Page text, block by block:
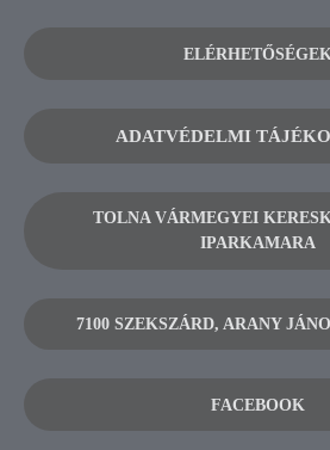
ELÉRHETŐSÉGEK
ADATVÉDELMI
TOLNA VÁRMEGYEI
IPARKAMARA
7100 SZEKSZÁRD, ARANY
FACEBOOK